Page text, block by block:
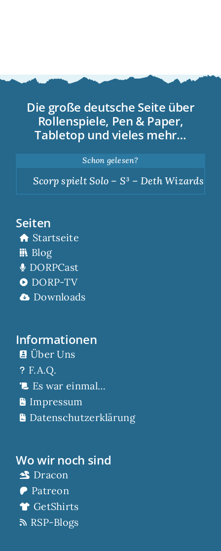
Die große deutsche Seite über
Rollenspiele, Pen & Paper,
Tabletop und vieles mehr…
Schon gelesen?
Scorp spielt Solo – S³ – Deth Wizards –
Seiten
Startseite
Blog
DORPCast
DORP-TV
Downloads
Informationen
Über Uns
F.A.Q.
Es war einmal…
Impressum
Datenschutzerklärung
Wo wir noch sind
Dracon
Patreon
GetShirts
RSP-Blogs